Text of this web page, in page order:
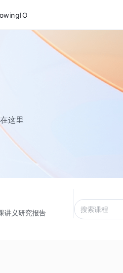
这里
讲义研究报告